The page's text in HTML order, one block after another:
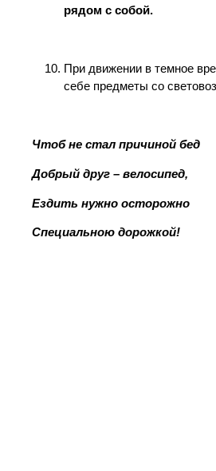
рядом с собой.
При движении в темное
себе предметы со
Чтоб не стал причиной бед
Добрый друг – велосипед,
Ездить нужно осторожно
Специальною дорожкой!